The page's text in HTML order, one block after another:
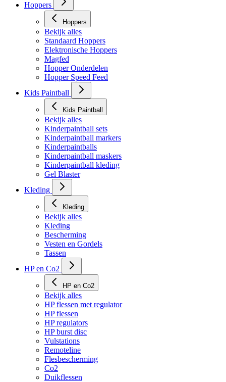
Hoppers
Hoppers
Bekijk alles
Standaard Hoppers
Elektronische Hoppers
Magfed
Hopper Onderdelen
Hopper Speed Feed
Kids Paintball
Kids Paintball
Bekijk alles
Kinderpaintball sets
Kinderpaintball markers
Kinderpaintballs
Kinderpaintball maskers
Kinderpaintball kleding
Gel Blaster
Kleding
Kleding
Bekijk alles
Kleding
Bescherming
Vesten en Gordels
Tassen
HP en Co2
HP en Co2
Bekijk alles
HP flessen met regulator
HP flessen
HP regulators
HP burst disc
Vulstations
Remoteline
Flesbescherming
Co2
Duikflessen